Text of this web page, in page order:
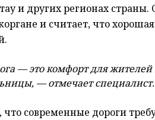
и других регионах
и считает, что
— это комфорт для жителей
— отмечает специалист.
современные дороги